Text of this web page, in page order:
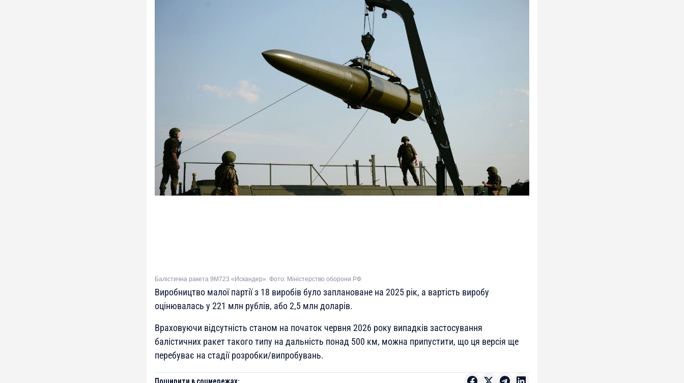
Балістична ракета 9М723 «Искандер». Фото: Міністерство оборони РФ
Виробництво малої партії з 18 виробів було заплановане на 2025 рік, а вартість виробу
оцінювалась у 221 млн рублів, або 2,5 млн доларів.
Враховуючи відсутність станом на початок червня 2026 року випадків застосування
балістичних ракет такого типу на дальність понад 500 км, можна припустити, що ця версія ще
перебуває на стадії розробки/випробувань.
Поширити в соцмережах: